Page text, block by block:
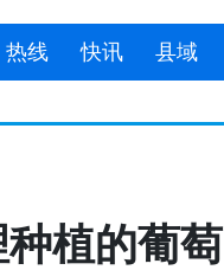
热线 快讯 县域
植的葡萄